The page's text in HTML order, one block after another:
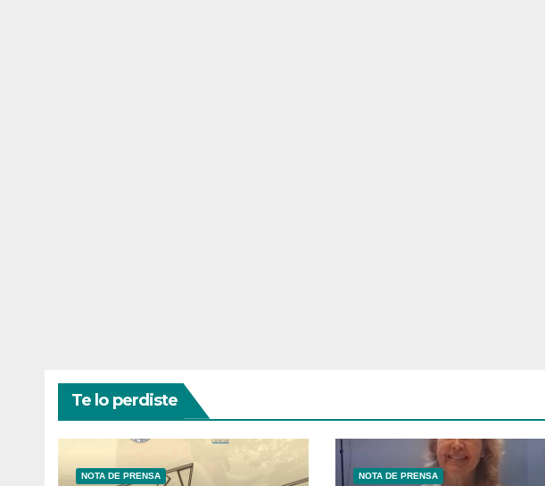
Te lo perdiste
NOTA DE PRENSA NOTA DE PRENSA